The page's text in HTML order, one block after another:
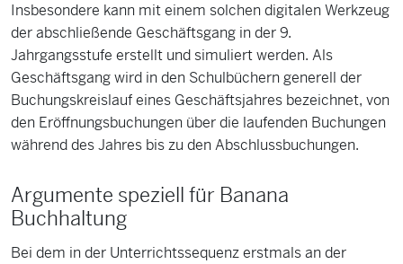
Insbesondere kann mit einem solchen digitalen Werkzeug
der abschließende Geschäftsgang in der 9.
Jahrgangsstufe erstellt und simuliert werden. Als
Geschäftsgang wird in den Schulbüchern generell der
Buchungskreislauf eines Geschäftsjahres bezeichnet, von
den Eröffnungsbuchungen über die laufenden Buchungen
während des Jahres bis zu den Abschlussbuchungen.
Argumente speziell für Banana
Buchhaltung
Bei dem in der Unterrichtssequenz erstmals an der